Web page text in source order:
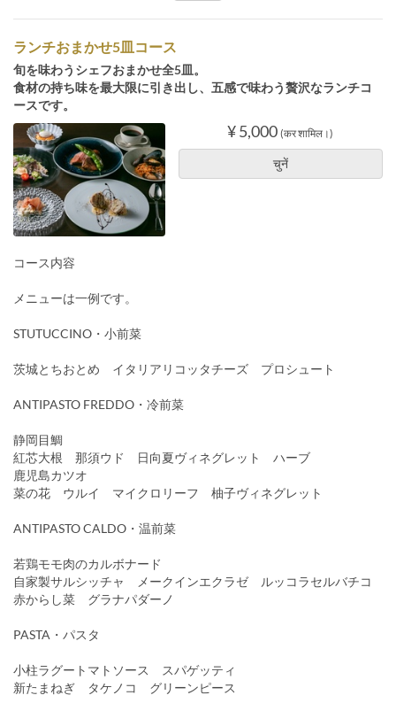
ランチおまかせ5皿コース
旬を味わうシェフおまかせ全5皿。
食材の持ち味を最大限に引き出し、五感で味わう贅沢なランチコ
ースです。
¥ 5,000 (कर शामिल।)
चुनें
コース内容
メニューは一例です。
STUTUCCINO・小前菜
茨城とちおとめ イタリアリコッタチーズ プロシュート
ANTIPASTO FREDDO・冷前菜
静岡目鯛
紅芯大根 那須ウド 日向夏ヴィネグレット ハーブ
鹿児島カツオ
菜の花 ウルイ マイクロリーフ 柚子ヴィネグレット
ANTIPASTO CALDO・温前菜
若鶏モモ肉のカルボナード
自家製サルシッチャ メークインエクラゼ ルッコラセルバチコ
赤からし菜 グラナパダーノ
PASTA・パスタ
小柱ラグートマトソース スパゲッティ
新たまねぎ タケノコ グリーンピース